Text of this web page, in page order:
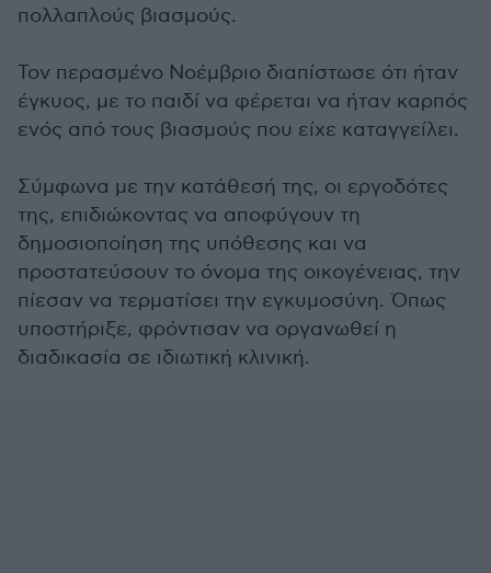
πολλαπλούς βιασμούς.
Τον περασμένο Νοέμβριο διαπίστωσε ότι ήταν
έγκυος, με το παιδί να φέρεται να ήταν καρπός
ενός από τους βιασμούς που είχε καταγγείλει.
Σύμφωνα με την κατάθεσή της, οι εργοδότες
της, επιδιώκοντας να αποφύγουν τη
δημοσιοποίηση της υπόθεσης και να
προστατεύσουν το όνομα της οικογένειας, την
πίεσαν να τερματίσει την εγκυμοσύνη. Όπως
υποστήριξε, φρόντισαν να οργανωθεί η
διαδικασία σε ιδιωτική κλινική.